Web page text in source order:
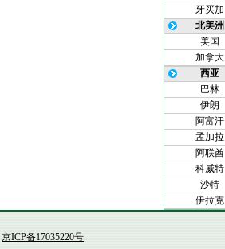
牙买加
北美洲
美国
加拿大
西亚
巴林
伊朗
阿富汗
孟加拉
阿联酋
科威特
沙特
伊拉克
京ICP备17035220号